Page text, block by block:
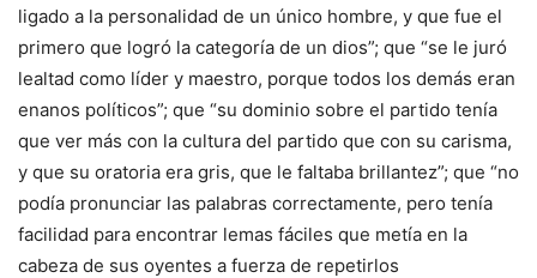
ligado a la personalidad de un único hombre, y que fue el
primero que logró la categoría de un dios”; que “se le juró
lealtad como líder y maestro, porque todos los demás eran
enanos políticos”; que “su dominio sobre el partido tenía
que ver más con la cultura del partido que con su carisma,
y que su oratoria era gris, que le faltaba brillantez”; que “no
podía pronunciar las palabras correctamente, pero tenía
facilidad para encontrar lemas fáciles que metía en la
cabeza de sus oyentes a fuerza de repetirlos